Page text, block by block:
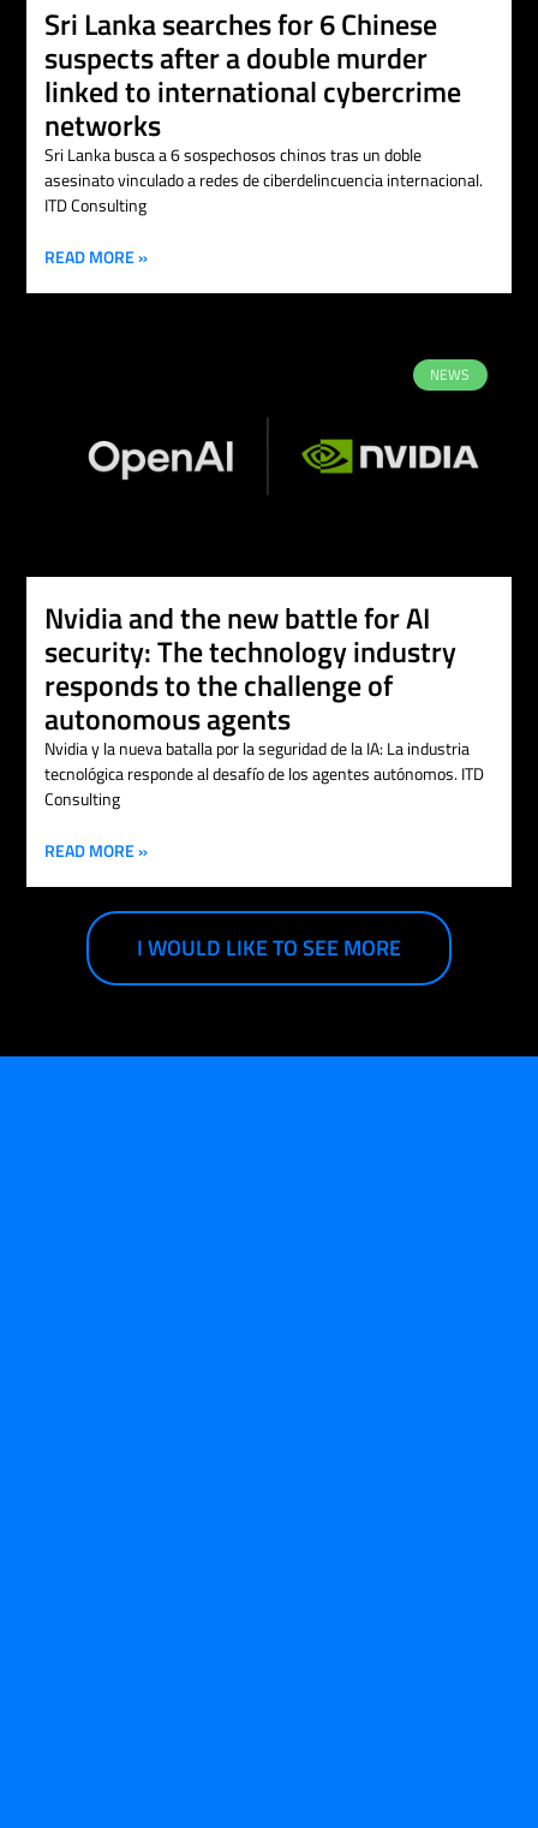
Sri Lanka searches for 6 Chinese
suspects after a double murder
linked to international cybercrime
networks
Sri Lanka busca a 6 sospechosos chinos tras un doble
asesinato vinculado a redes de ciberdelincuencia internacional.
ITD Consulting
READ MORE »
NEWS
Nvidia and the new battle for AI
security: The technology industry
responds to the challenge of
autonomous agents
Nvidia y la nueva batalla por la seguridad de la IA: La industria
tecnológica responde al desafío de los agentes autónomos. ITD
Consulting
READ MORE »
I WOULD LIKE TO SEE MORE